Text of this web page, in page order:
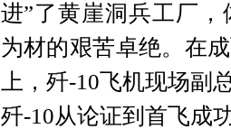
进”了黄崖洞兵工厂
为材的艰苦卓绝。在
上，歼-10飞机现场
歼-10从论证到首飞成